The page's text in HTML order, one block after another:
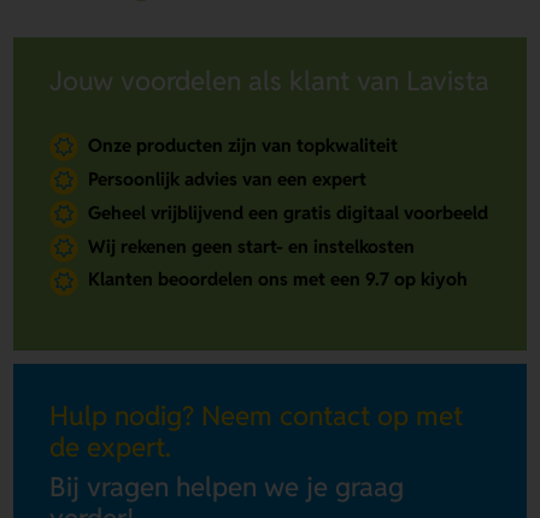
Jouw voordelen als klant van Lavista
Onze producten zijn van topkwaliteit
Persoonlijk advies van een expert
Geheel vrijblijvend een gratis digitaal voorbeeld
Wij rekenen geen start- en instelkosten
Klanten beoordelen ons met een 9.7 op kiyoh
Hulp nodig? Neem contact op met
de expert.
Bij vragen helpen we je graag